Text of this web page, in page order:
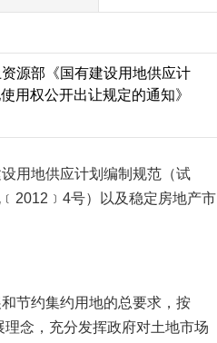
源部《国有建设用地供应计
用权公开出让规定的通知》
用地供应计划编制规范（试
号）以及稳定房地产市
节约集约用地的总要求，按
理念，充分发挥政府对土地市场